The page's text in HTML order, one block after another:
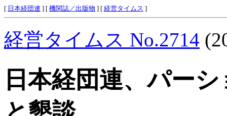
[ 日本経団連 ] [ 機関誌／出版物 ] [ 経営タイムス ]
経営タイムス No.2714
日本経団連、パー